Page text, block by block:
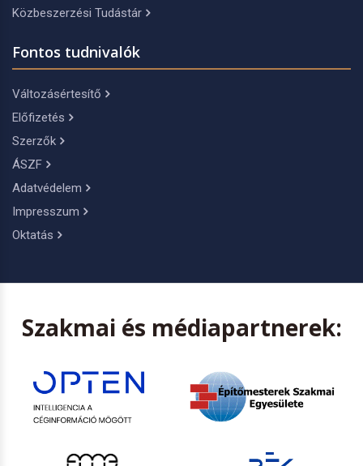
Közbeszerzési Tudástár
Fontos tudnivalók
Változásértesítő
Előfizetés
Szerzők
ÁSZF
Adatvédelem
Impresszum
Oktatás
Szakmai és médiapartnerek: